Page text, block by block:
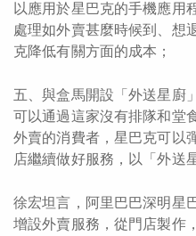
以應用於星巴克的手機應用
處理如外賣甚麼時候到、想
克降低有關方面的成本；
五、與盒馬開設「外送星廚
可以通過這家沒有排隊和堂
外賣的消費者，星巴克可以
店繼續做好服務，以「外送
徐宏坦言，阿里巴巴深明星
增設外賣服務，從門店製作